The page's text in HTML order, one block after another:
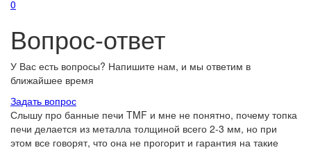
0
Вопрос-ответ
У Вас есть вопросы? Напишите нам, и мы ответим в
ближайшее время
Задать вопрос
Слышу про банные печи TMF и мне не понятно, почему топка
печи делается из металла толщиной всего 2-3 мм, но при
этом все говорят, что она не прогорит и гарантия на такие